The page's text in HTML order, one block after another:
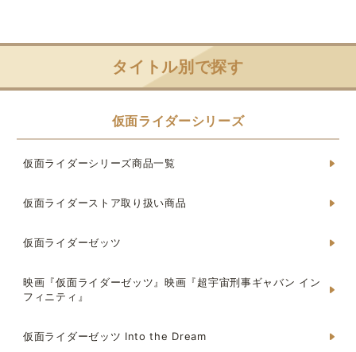
タイトル別で探す
仮面ライダーシリーズ
仮面ライダーシリーズ商品一覧
仮面ライダーストア取り扱い商品
仮面ライダーゼッツ
映画『仮面ライダーゼッツ』映画『超宇宙刑事ギャバン イン
フィニティ』
仮面ライダーゼッツ Into the Dream